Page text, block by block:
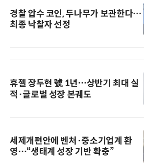
경찰 압수 코인, 두나무가 보관한다…
최종 낙찰자 선정
휴젤 장두현 號 1년…상반기 최대 실
적·글로벌 성장 본궤도
세제개편안에 벤처·중소기업계 환
영…“생태계 성장 기반 확충”